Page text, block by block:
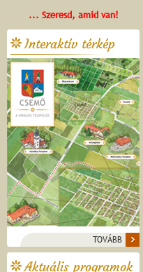
... Szeresd, amid van!
Interaktív térkép
TOVÁBB
Aktuális programok